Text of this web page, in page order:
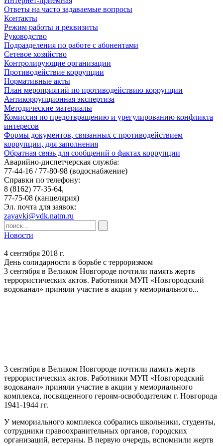
Ответы на часто задаваемые вопросы
Контакты
Режим работы и реквизиты
Руководство
Подразделения по работе с абонентами
Сетевое хозяйство
Контролирующие организации
Противодействие коррупции
Нормативные акты
План мероприятий по противодействию коррупции
Антикоррупционная экспертиза
Методические материалы
Комиссия по предотвращению и урегулированию конфликта
интересов
Формы документов, связанных с противодействием
коррупции, для заполнения
Обратная связь для сообщений о фактах коррупции
Аварийно-диспетчерская служба:
77-44-16 / 77-80-98 (водоснабжение)
Справки по телефону:
8 (8162) 77-35-64,
77-75-08 (канцелярия)
Эл. почта для заявок:
zayavki@vdk.natm.ru
Новости
4 сентября 2018 г.
День солидарности в борьбе с терроризмом
3 сентября в Великом Новгороде почтили память жертв
террористических актов. Работники МУП «Новгородский
водоканал» приняли участие в акции у мемориального...
3 сентября в Великом Новгороде почтили память жертв
террористических актов. Работники МУП «Новгородский
водоканал» приняли участие в акции у мемориального
комплекса, посвященного героям-освободителям г. Новгорода
1941-1944 гг.
У мемориального комплекса собрались школьники, студенты,
сотрудники правоохранительных органов, городских
организаций, ветераны. В первую очередь, вспомнили жертв